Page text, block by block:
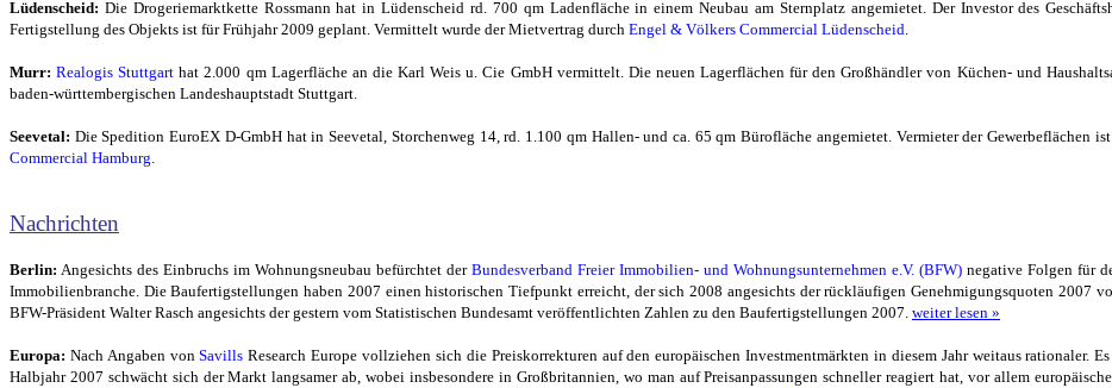
Lüdenscheid: Die Drogeriemarktkette Rossmann hat in Lüdenscheid rd. 700 qm Ladenfläche in einem Neubau am Sternplatz angemietet. Der Investor des
Fertigstellung des Objekts ist für Frühjahr 2009 geplant. Vermittelt wurde der Mietvertrag durch Engel & Völkers Commercial Lüdenscheid.
Murr: Realogis Stuttgart hat 2.000 qm Lagerfläche an die Karl Weis u. Cie GmbH vermittelt. Die neuen Lagerflächen für den Großhändler von Küchen- und
baden-württembergischen Landeshauptstadt Stuttgart.
Seevetal: Die Spedition EuroEX D-GmbH hat in Seevetal, Storchenweg 14, rd. 1.100 qm Hallen- und ca. 65 qm Bürofläche angemietet. Vermieter der Gewerbeflächen
Commercial Hamburg.
Nachrichten
Berlin: Angesichts des Einbruchs im Wohnungsneubau befürchtet der Bundesverband Freier Immobilien- und Wohnungsunternehmen e.V. (BFW) negative Folgen für
Immobilienbranche. Die Baufertigstellungen haben 2007 einen historischen Tiefpunkt erreicht, der sich 2008 angesichts der rückläufigen Genehmigungsquoten 2007
BFW-Präsident Walter Rasch angesichts der gestern vom Statistischen Bundesamt veröffentlichten Zahlen zu den Baufertigstellungen 2007. weiter lesen »
Europa: Nach Angaben vonSavills Research Europe vollziehen sich die Preiskorrekturen auf den europäischen Investmentmärkten in diesem Jahr weitaus rationaler.
Halbjahr 2007 schwächt sich der Markt langsamer ab, wobei insbesondere in Großbritannien, wo man auf Preisanpassungen schneller reagiert hat, vor allem